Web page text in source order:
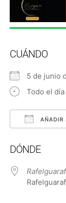
CUÁNDO
5 de junio
Todo el día
AÑADIR
DÓNDE
Rafelguaraf